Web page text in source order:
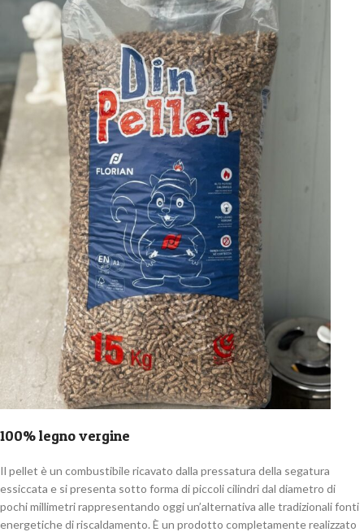
100% legno vergine
Il pellet è un combustibile ricavato dalla pressatura della segatura
essiccata e si presenta sotto forma di piccoli cilindri dal diametro di
pochi millimetri rappresentando oggi un’alternativa alle tradizionali fonti
energetiche di riscaldamento. È un prodotto completamente realizzato